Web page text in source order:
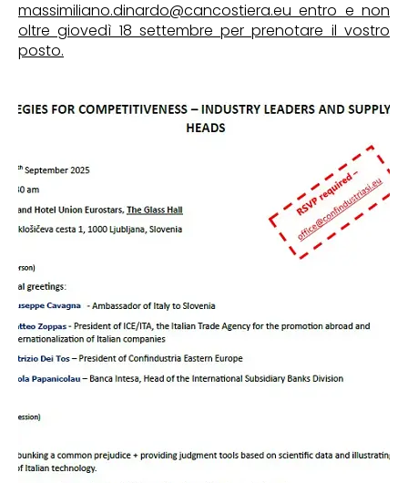
massimiliano.dinardo@cancostiera.eu entro e non
oltre giovedì 18 settembre per prenotare il vostro
posto.